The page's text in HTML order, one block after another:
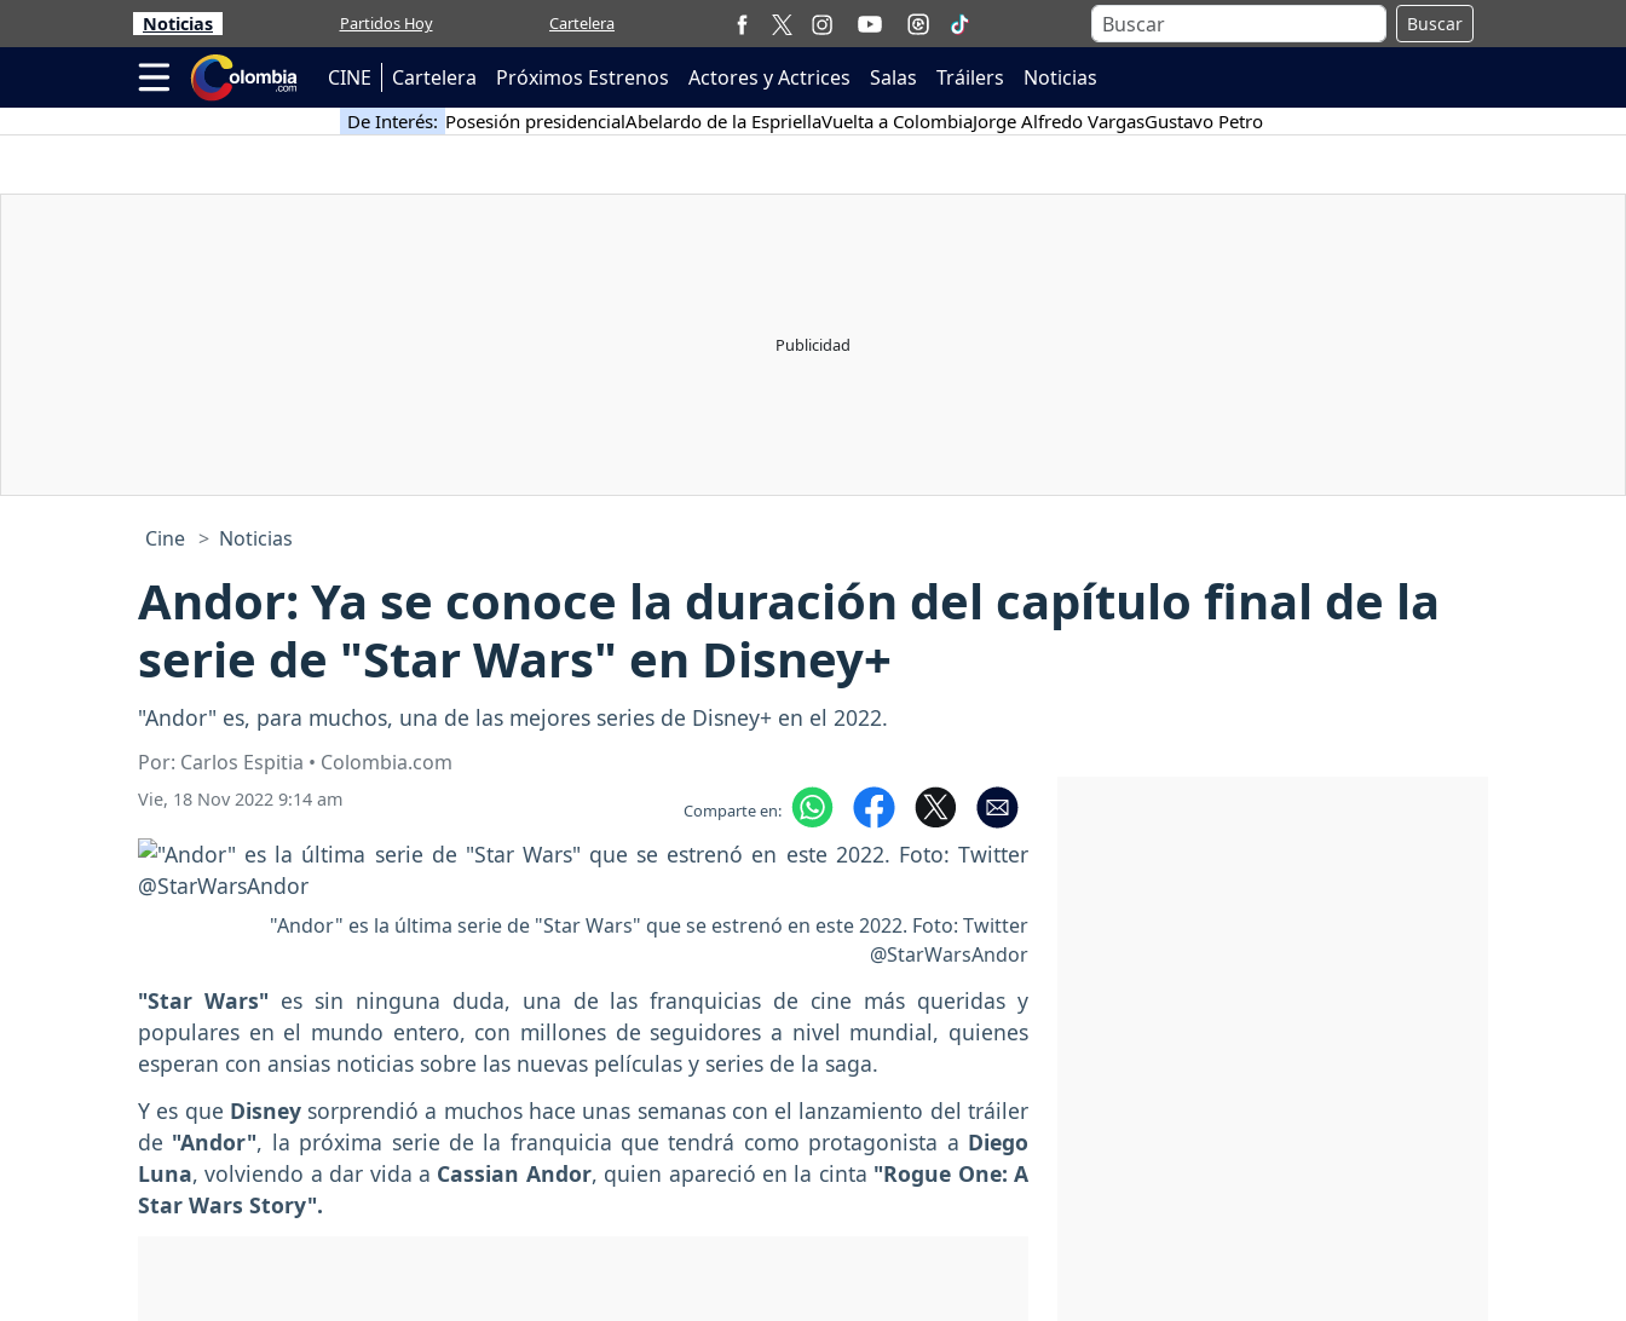
Noticias Partidos Hoy Cartelera Buscar
CINE Cartelera Próximos Estrenos Actores y Actrices Salas Tráilers Noticias
De Interés: Posesión presidencialAbelardo de la EspriellaVuelta a ColombiaJorge Alfredo VargasGustavo Petro
Cine Noticias
Andor: Ya se conoce la duración del capítulo final de la
serie de "Star Wars" en Disney+
"Andor" es, para muchos, una de las mejores series de Disney+ en el 2022.
Por: Carlos Espitia • Colombia.com
Vie, 18 Nov 2022 9:14 am Comparte en:
"Andor" es la última serie de "Star Wars" que se estrenó en este 2022. Foto: Twitter
@StarWarsAndor
"Star Wars" es sin ninguna duda, una de las franquicias de cine más queridas y
populares en el mundo entero, con millones de seguidores a nivel mundial, quienes
esperan con ansias noticias sobre las nuevas películas y series de la saga.
Y es que Disney sorprendió a muchos hace unas semanas con el lanzamiento del tráiler
de "Andor", la próxima serie de la franquicia que tendrá como protagonista a Diego
Luna, volviendo a dar vida a Cassian Andor, quien apareció en la cinta "Rogue One: A
Star Wars Story".